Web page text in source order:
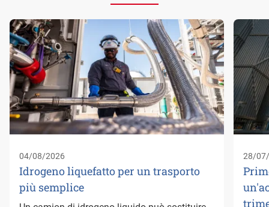
04/08/2026
Idrogeno liquefatto per un trasporto
più semplice
28/